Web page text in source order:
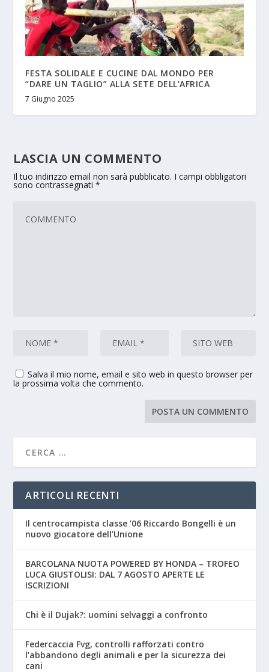
FESTA SOLIDALE E CUCINE DAL MONDO PER
“DARE UN TAGLIO” ALLA SETE DELL’AFRICA
7 Giugno 2025
LASCIA UN COMMENTO
Il tuo indirizzo email non sarà pubblicato. I campi obbligatori
sono contrassegnati*
Salva il mio nome, email e sito web in questo browser per
la prossima volta che commento.
ARTICOLI RECENTI
Il centrocampista classe ’06 Riccardo Bongelli è un
nuovo giocatore dell’Unione
BARCOLANA NUOTA POWERED BY HONDA – TROFEO
LUCA GIUSTOLISI: DAL 7 AGOSTO APERTE LE
ISCRIZIONI
Chi è il Dujak?: uomini selvaggi a confronto
Federcaccia Fvg, controlli rafforzati contro
l’abbandono degli animali e per la sicurezza dei
cani